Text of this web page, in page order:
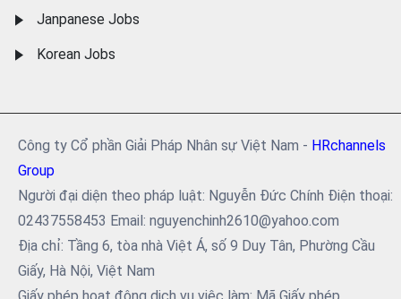
Janpanese Jobs
Korean Jobs
Công ty Cổ phần Giải Pháp Nhân sự Việt Nam - HRchannels
Group
Người đại diện theo pháp luật: Nguyễn Đức Chính Điện thoại:
02437558453 Email: nguyenchinh2610@yahoo.com
Địa chỉ: Tầng 6, tòa nhà Việt Á, số 9 Duy Tân, Phường Cầu
Giấy, Hà Nội, Việt Nam